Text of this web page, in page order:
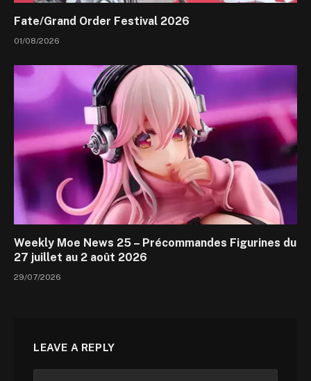
Fate/Grand Order Festival 2026
01/08/2026
Weekly Moe News 25 – Précommandes Figurines du
27 juillet au 2 août 2026
29/07/2026
LEAVE A REPLY